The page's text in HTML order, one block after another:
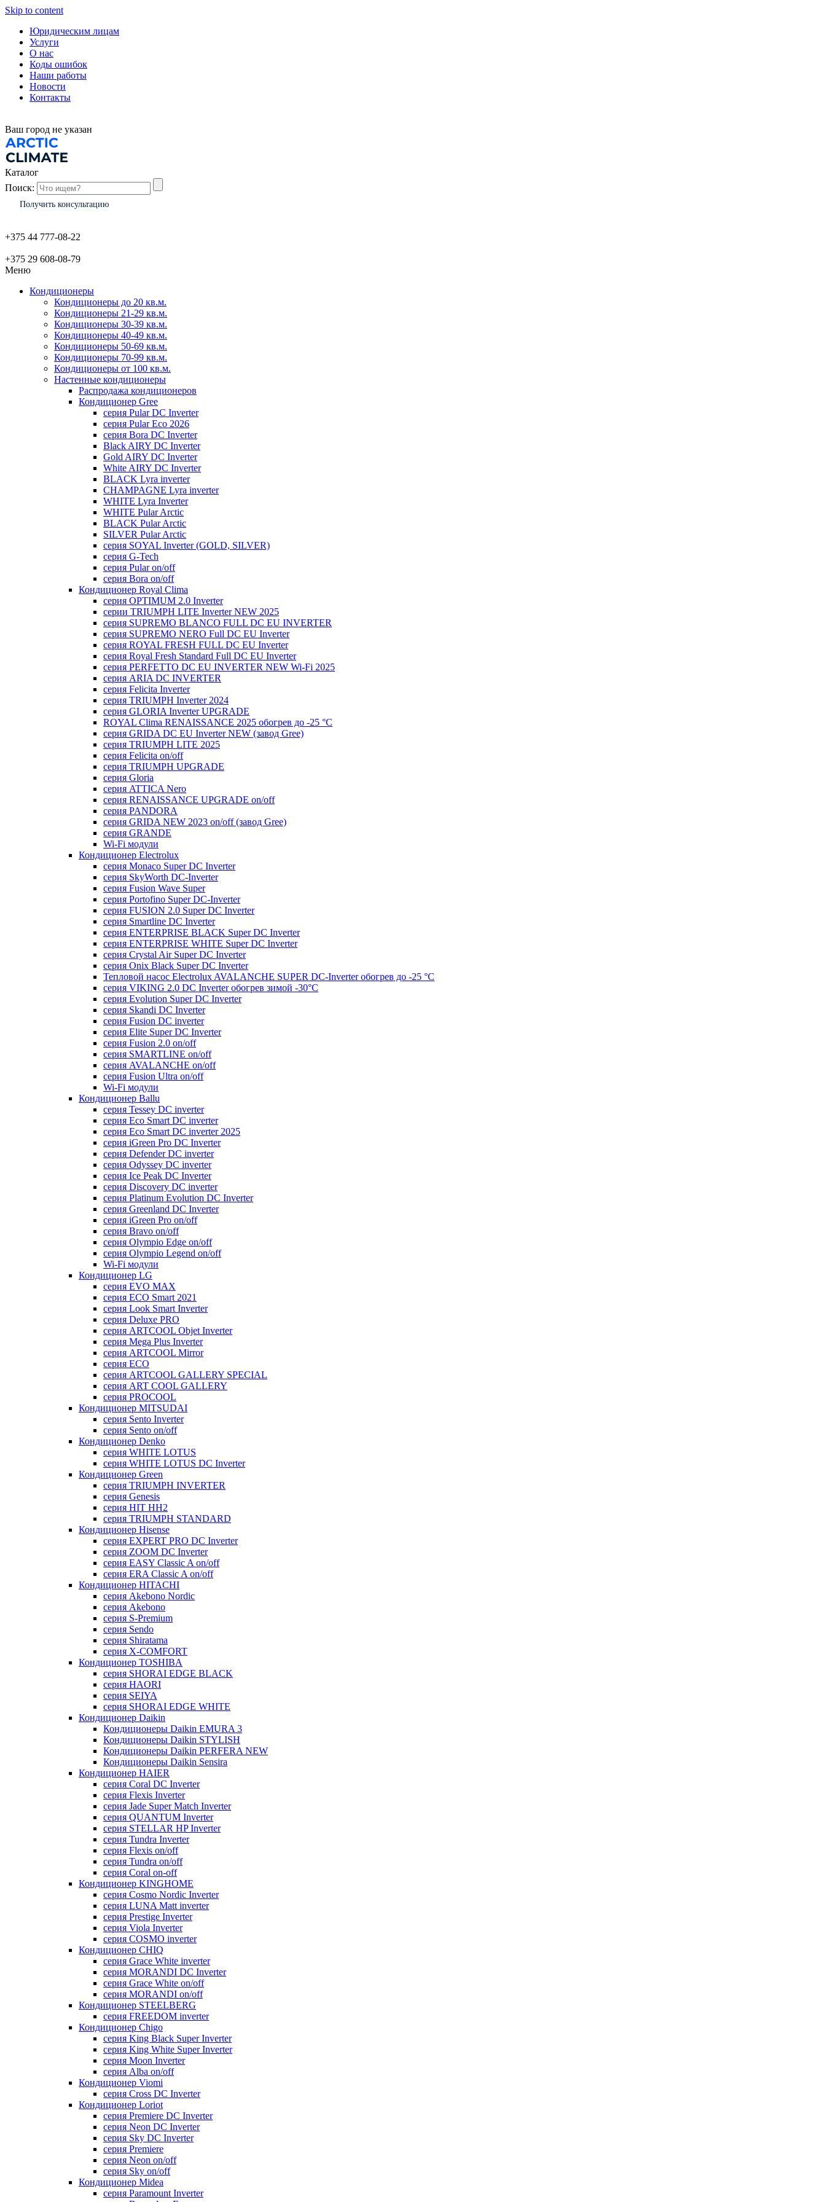
Skip to content
Юридическим лицам
Услуги
О нас
Коды ошибок
Наши работы
Новости
Контакты
Ваш город не указан
Каталог
Поиск:
Получить консультацию
+375 44 777-08-22
+375 29 608-08-79
Меню
Кондиционеры
Кондиционеры до 20 кв.м.
Кондиционеры 21-29 кв.м.
Кондиционеры 30-39 кв.м.
Кондиционеры 40-49 кв.м.
Кондиционеры 50-69 кв.м.
Кондиционеры 70-99 кв.м.
Кондиционеры от 100 кв.м.
Настенные кондиционеры
Распродажа кондиционеров
Кондиционер Gree
серия Pular DC Inverter
серия Pular Eco 2026
серия Bora DC Inverter
Black AIRY DC Inverter
Gold AIRY DC Inverter
White AIRY DC Inverter
BLACK Lyra inverter
CHAMPAGNE Lyra inverter
WHITE Lyra Inverter
WHITE Pular Arctic
BLACK Pular Arctic
SILVER Pular Arctic
серия SOYAL Inverter (GOLD, SILVER)
серия G-Tech
серия Pular on/off
серия Bora on/off
Кондиционер Royal Clima
серия OPTIMUM 2.0 Inverter
серии TRIUMPH LITE Inverter NEW 2025
серия SUPREMO BLANCO FULL DC EU INVERTER
серия SUPREMO NERO Full DC EU Inverter
серия ROYAL FRESH FULL DC EU Inverter
серия Royal Fresh Standard Full DC EU Inverter
серия PERFETTO DC EU INVERTER NEW Wi-Fi 2025
серия ARIA DC INVERTER
серия Felicita Inverter
серия TRIUMPH Inverter 2024
серия GLORIA Inverter UPGRADE
ROYAL Clima RENAISSANCE 2025 обогрев до -25 °С
серия GRIDA DC EU Inverter NEW (завод Gree)
серия TRIUMPH LITE 2025
серия Felicita on/off
серия TRIUMPH UPGRADE
серия Gloria
серия ATTICA Nero
серия RENAISSANCE UPGRADE on/off
серия PANDORA
серия GRIDA NEW 2023 on/off (завод Gree)
серия GRANDE
Wi-Fi модули
Кондиционер Electrolux
серия Monaco Super DC Inverter
серия SkyWorth DC-Inverter
серия Fusion Wave Super
серия Portofino Super DC-Inverter
серия FUSION 2.0 Super DC Іnverter
серия Smartline DC Inverter
серия ENTERPRISE BLACK Super DC Inverter
серия ENTERPRISE WHITE Super DC Inverter
серия Crystal Air Super DC Inverter
серия Onix Black Super DC Inverter
Тепловой насос Electrolux AVALANCHE SUPER DC-Inverter обогрев до -25 °С
серия VIKING 2.0 DC Inverter обогрев зимой -30°С
серия Evolution Super DC Inverter
серия Skandi DC Inverter
серия Fusion DC inverter
серия Elite Super DC Inverter
серия Fusion 2.0 on/off
серия SMARTLINE on/off
серия AVALANCHE on/off
серия Fusion Ultra on/off
Wi-Fi модули
Кондиционер Ballu
серия Tessey DC inverter
серия Eco Smart DC inverter
серия Eco Smart DC inverter 2025
серия iGreen Pro DC Inverter
серия Defender DC inverter
серия Odyssey DC inverter
серия Ice Peak DС Inverter
cерия Discovery DC inverter
серия Platinum Evolution DC Inverter
серия Greenland DC Inverter
серия iGreen Pro on/off
серия Bravo on/off
серия Olympio Edge on/off
серия Olympio Legend on/off
Wi-Fi модули
Кондиционер LG
серия EVO MAX
серия ECO Smart 2021
серия Look Smart Inverter
серия Deluxe PRO
серия ARTCOOL Objet Inverter
серия Mega Plus Inverter
серия ARTCOOL Mirror
серия ECO
серия ARTCOOL GALLERY SPECIAL
серия ART COOL GALLERY
серия PROCOOL
Кондиционер MITSUDAI
серия Sento Inverter
серия Sento on/off
Кондиционер Denko
серия WHITE LOTUS
серия WHITE LOTUS DC Inverter
Кондиционер Green
серия TRIUMPH INVERTER
серия Genesis
серия HIT HH2
серия TRIUMPH STANDARD
Кондиционер Hisense
серия EXPERT PRO DC Inverter
серия ZOOM DC Inverter
серия EASY Classic A on/off
серия ERA Classic A on/off
Кондиционер HITACHI
cерия Akebono Nordic
серия Akebono
серия S-Premium
серия Sendo
серия Shiratama
серия X-COMFORT
Кондиционер TOSHIBA
серия SHORAI EDGE BLACK
серия HAORI
серия SEIYA
серия SHORAI EDGE WHITE
Кондиционер Daikin
Кондиционеры Daikin EMURA 3
Кондиционеры Daikin STYLISH
Кондиционеры Daikin PERFERA NEW
Кондиционеры Daikin Sensira
Кондиционер HAIER
серия Coral DC Inverter
серия Flexis Inverter
серия Jade Super Match Inverter
серия QUANTUM Inverter
серия STELLAR HP Inverter
серия Tundra Inverter
серия Flexis on/off
серия Tundra on/off
серия Coral on-off
Кондиционер KINGHOME
серия Cosmo Nordic Inverter
серия LUNA Matt inverter
серия Prestige Inverter
серия Viola Inverter
серия COSMO inverter
Кондиционер CHIQ
серия Grace White inverter
серия MORANDI DC Inverter
серия Grace White on/off
серия MORANDI on/off
Кондиционер STEELBERG
серия FREEDOM inverter
Кондиционер Chigo
серия King Black Super Inverter
серия King White Super Inverter
серия Moon Inverter
серия Alba on/off
Кондиционер Viomi
серия Cross DC Inverter
Кондиционер Loriot
серия Premiere DC Inverter
серия Neon DC Inverter
серия Sky DC Inverter
серия Premiere
серия Neon on/off
серия Sky on/off
Кондиционер Midea
серия Paramount Inverter